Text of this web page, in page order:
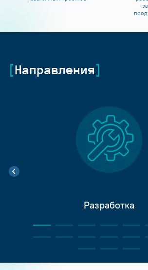
Направления
Разработка